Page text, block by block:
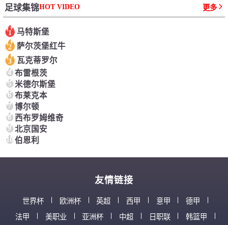
足球集锦HOT VIDEO 更多
1 马特斯堡
2 萨尔茨堡红牛
3 瓦克蒂罗尔
4 布雷根茨
5 米德尔斯堡
6 布莱克本
7 博尔顿
8 西布罗姆维奇
9 北京国安
10伯恩利
友情链接
世界杯 欧洲杯 英超 西甲 意甲
德甲
法甲
美职业 亚洲杯 中超 日职联 韩篮甲